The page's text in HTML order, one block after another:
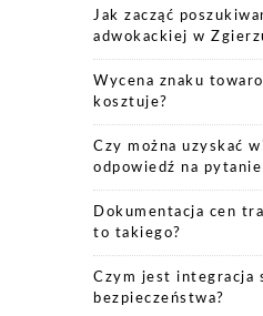
Jak zacząć
adwokackiej w
Wycena znaku
kosztuje?
Czy można uzyskać
odpowiedź na pytanie
Dokumentacja cen
to takiego?
Czym jest integracja
bezpieczeństwa?